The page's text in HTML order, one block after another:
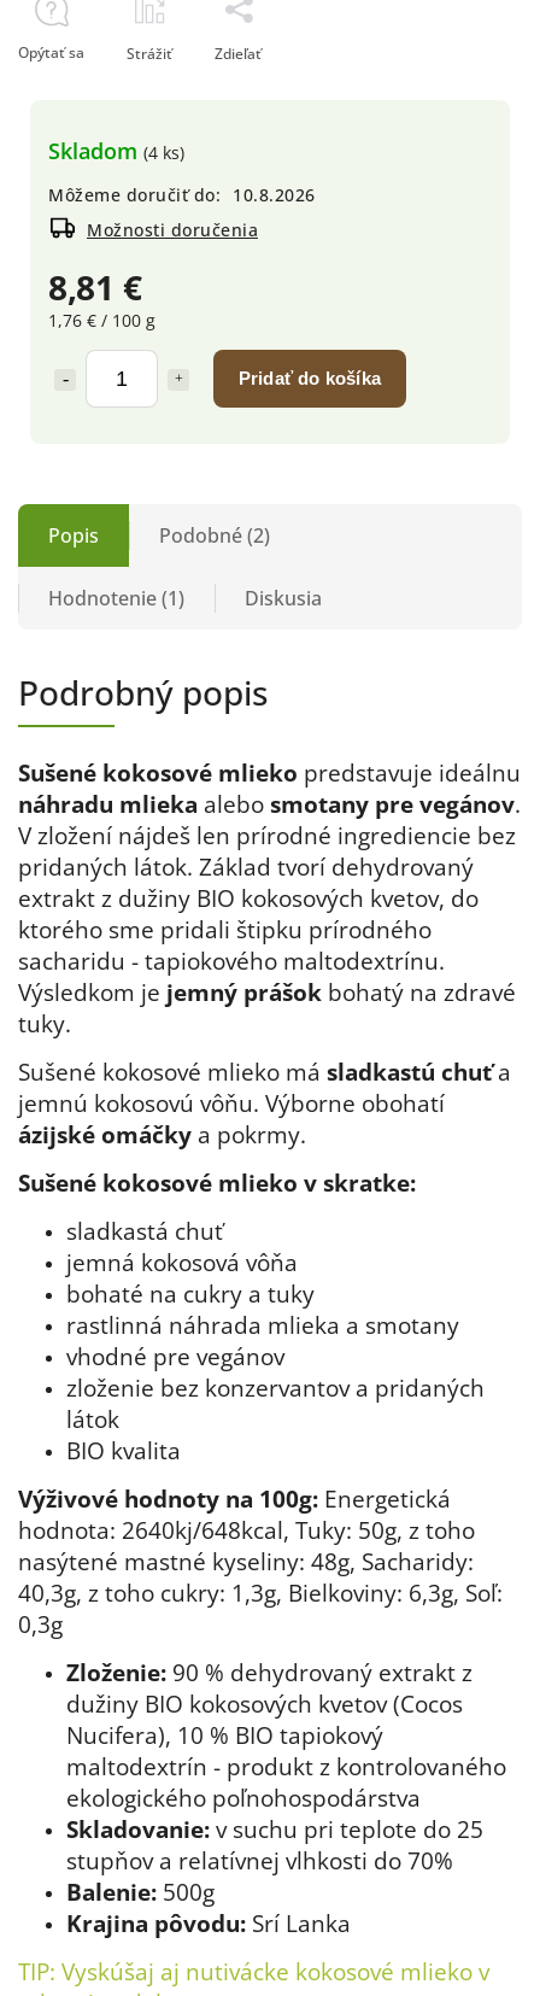
8,81 €
1,76 € / 100 g
Pridať do košíka
Skladom (4 ks)
Môžeme doručiť do:
10.8.2026
Možnosti doručenia
Opýtať sa Strážiť Zdieľať
Popis Podobné (2)
Hodnotenie (1) Diskusia
Podrobný popis
Sušené kokosové mlieko predstavuje ideálnu
náhradu mlieka alebo smotany pre vegánov.
V zložení nájdeš len prírodné ingrediencie bez
pridaných látok. Základ tvorí dehydrovaný
extrakt z dužiny BIO kokosových kvetov, do
ktorého sme pridali štipku prírodného
sacharidu - tapiokového maltodextrínu.
Výsledkom je jemný prášok bohatý na zdravé
tuky.
Sušené kokosové mlieko má sladkastú chuťa
jemnú kokosovú vôňu. Výborne obohatí
ázijské omáčky a pokrmy.
Sušené kokosové mlieko v skratke:
sladkastá chuť
jemná kokosová vôňa
bohaté na cukry a tuky
rastlinná náhrada mlieka a smotany
vhodné pre vegánov
zloženie bez konzervantov a pridaných
látok
BIO kvalita
Výživové hodnoty na 100g: Energetická
hodnota: 2640kj/648kcal, Tuky: 50g, z toho
nasýtené mastné kyseliny: 48g, Sacharidy:
40,3g, z toho cukry: 1,3g, Bielkoviny: 6,3g, Soľ:
0,3g
Zloženie: 90 % dehydrovaný extrakt z
dužiny BIO kokosových kvetov (Cocos
Nucifera), 10 % BIO tapiokový
maltodextrín - produkt z kontrolovaného
ekologického poľnohospodárstva
Skladovanie: v suchu pri teplote do 25
stupňov a relatívnej vlhkosti do 70%
Balenie: 500g
Krajina pôvodu: Srí Lanka
TIP: Vyskúšaj aj nutivácke kokosové mlieko v